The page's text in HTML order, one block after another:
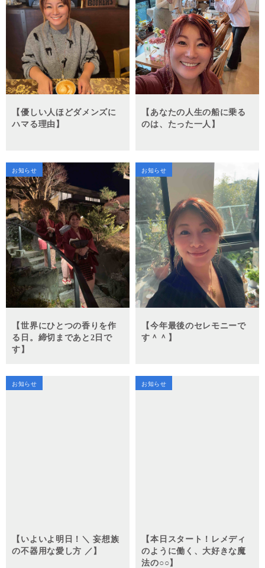
【優しい人ほどダメンズに
ハマる理由】
【あなたの人生の船に乗る
のは、たった一人】
お知らせ
【世界にひとつの香りを作
る日。締切まであと2日で
す】
お知らせ
【今年最後のセレモニーで
す＾＾】
お知らせ
【いよいよ明日！＼ 妄想族
の不器用な愛し方 ／】
お知らせ
【本日スタート！レメディ
のように働く、大好きな魔
法の○○】